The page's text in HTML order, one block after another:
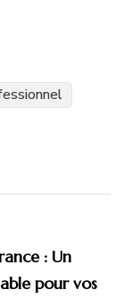
: Un
pour vos